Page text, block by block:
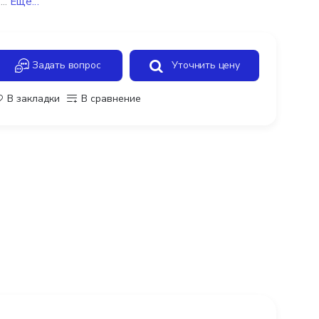
Задать вопрос Уточнить цену
В закладки В сравнение